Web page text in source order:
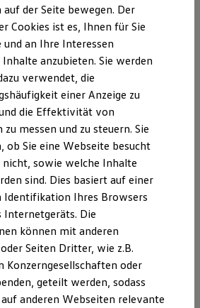
für Ihren Amarok
für andere Modelle
Pro
Pathfinder
Software Updates
Besitzer
Bordbuch
und Sicherheitssysteme
und Ölverdünnung
Betriebsflüssigkeiten
und Lifestyle Produkte
Business
Strom
Ladelösungen
selbstbewusster denn je:
Interieur und intelligenten
auf der Seite bewegen. Der
Cookies ist es, Ihnen für Sie
an Ihre Interessen
Inhalte anzubieten. Sie werden
verwendet, die
einer Anzeige zu
die Effektivität von
zu messen und zu steuern. Sie
ob Sie eine Webseite besucht
nicht, sowie welche Inhalte
sind. Dies basiert auf einer
Identifikation Ihres Browsers
Internetgeräts. Die
können mit anderen
Seiten Dritter, wie z.B.
Konzerngesellschaften oder
geteilt werden, sodass
anderen Webseiten relevante